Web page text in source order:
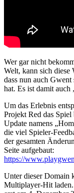
Wer gar nicht
Welt, kann sich diese
dass nun auch Gwent
hat. Es ist damit
Um das Erlebnis
Projekt Red das
Update namens
die viel Spieler-
der gesamten
Seite aufgebaut:
https://
Unter dieser Domain
Multiplayer-Hit